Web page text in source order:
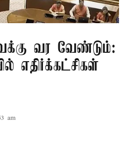
வர வேண்டும்:
எதிர்க்கட்சிகள்
am